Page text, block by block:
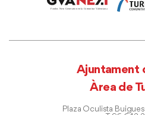
Ajuntament
Àrea de
Plaza Oculista